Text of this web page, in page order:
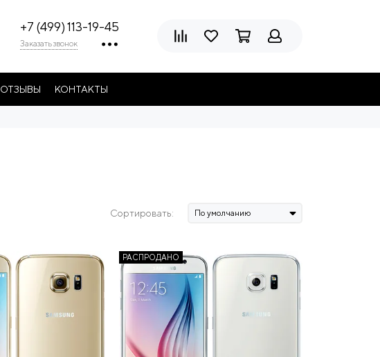
+7 (499) 113-19-45
Заказать звонок
ОТЗЫВЫ КОНТАКТЫ
Сортировать:
РАСПРОДАНО